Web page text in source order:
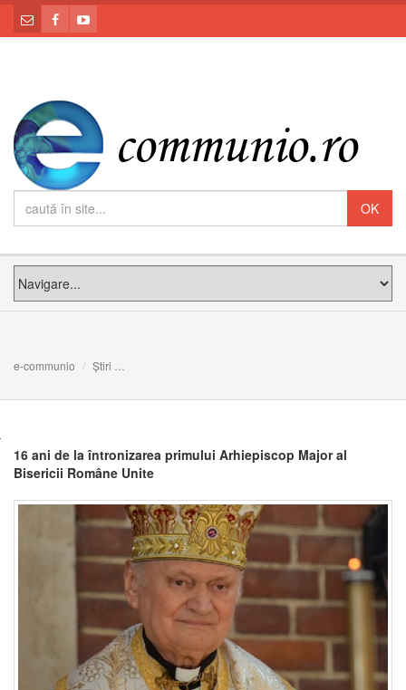
e-communio Știri
16 ani de la întronizarea primului Arhiepiscop Major al
Bisericii Române Unite